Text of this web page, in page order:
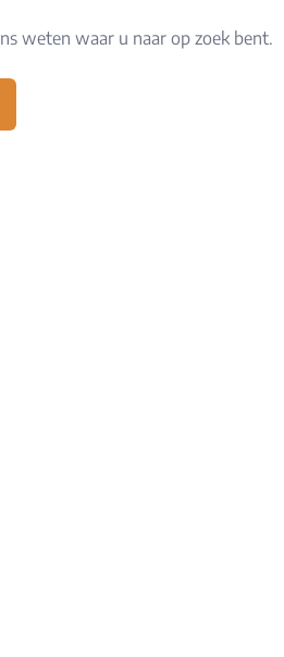
weten waar u naar op zoek bent.